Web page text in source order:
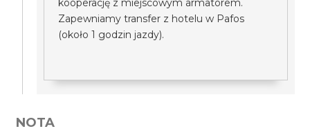
kooperację z miejscowym armatorem.
Zapewniamy transfer z hotelu w Pafos
(około 1 godzin jazdy).
NOTA